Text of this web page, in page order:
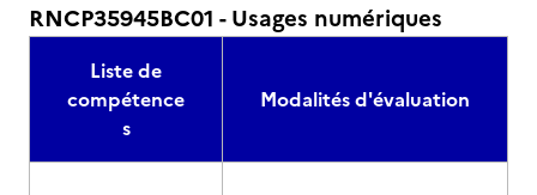
RNCP35945BC01 - Usages numériques
Liste de
compétence
s
Modalités d'évaluation